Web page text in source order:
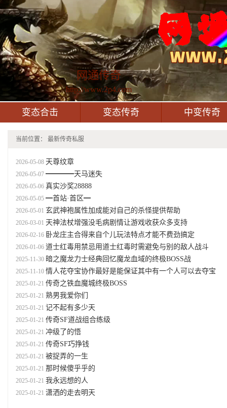
网通传奇
http://www.2p4.com
变态合击 变态传奇 中变传奇
当前位置： 最新传奇私服
2026-05-08 天尊纹章
2026-05-07 ━━━━天马迷失
2026-05-06 真实沙奖28888
2026-05-05 ━首站·首区━
2026-05-01 玄武神袍属性加成能对自己的杀怪提供帮助
2026-03-01 天神法杖‌增强没毛病剧情让游戏收获众多支持
2026-02-16 卧龙庄主合得来自个儿玩法特点才能不费劲搞定
2026-01-06 道士红毒用禁忌用道士红毒时需避免与别的敌人战斗
2025-11-30 暗之魔龙力士经典回忆魔龙血域的终极BOSS战
2025-11-10 情人花夺宝协作最好是能保证其中有一个人可以去夺宝
2025-01-21 传奇之铁血魔城终极BOSS
2025-01-21 熟男我爱你们
2025-01-21 记不起有多少天
2025-01-21 传奇SF道战组合练级
2025-01-21 冲级了的悟
2025-01-21 传奇SF巧挣钱
2025-01-21 被捉弄的一生
2025-01-21 那时候傻乎乎的
2025-01-21 我永远想的人
2025-01-21 潇洒的走去明天